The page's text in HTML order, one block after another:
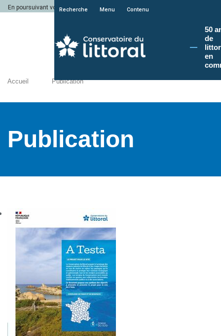
En poursuivant votre navigation sur le site du Conservatoire du littoral, vous
Recherche Menu Contenu
50
de
en
Accueil Publication
Publication